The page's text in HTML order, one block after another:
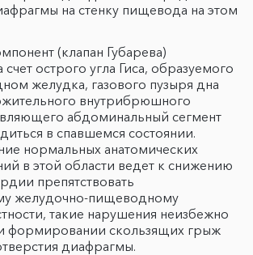
на стенку пищевода на этом
(клапан Губарева)
острого угла Гиса, образуемого
желудка, газового пузыря дна
внутрибрюшного
абдоминальный сегмент
в спавшемся состоянии.
нормальных анатомических
в этой области ведет к снижению
препятствовать
желудочно-пищеводному
такие нарушения неизбежно
формировании скользящих грыж
диафрагмы.